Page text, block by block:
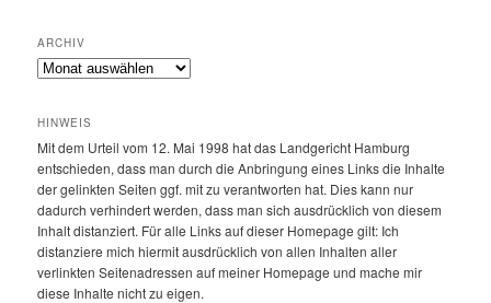
ARCHIV
Archiv
HINWEIS
Mit dem Urteil vom 12. Mai 1998 hat das Landgericht Hamburg
entschieden, dass man durch die Anbringung eines Links die Inhalte
der gelinkten Seiten ggf. mit zu verantworten hat. Dies kann nur
dadurch verhindert werden, dass man sich ausdrücklich von diesem
Inhalt distanziert. Für alle Links auf dieser Homepage gilt: Ich
distanziere mich hiermit ausdrücklich von allen Inhalten aller
verlinkten Seitenadressen auf meiner Homepage und mache mir
diese Inhalte nicht zu eigen.